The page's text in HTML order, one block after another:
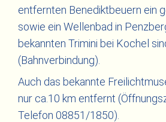
entfernten Benediktbeuern ein
sowie ein Wellenbad in
bekannten Trimini bei Kochel
(Bahnverbindung).
Auch das bekannte
nur ca.10 km entfernt
Telefon 08851/1850).